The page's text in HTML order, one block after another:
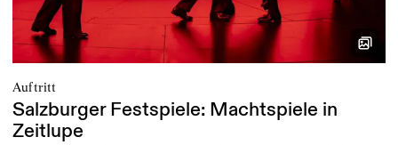
10 Berichte
Auftritt
Salzburger Festspiele: Machtspiele in
Zeitlupe